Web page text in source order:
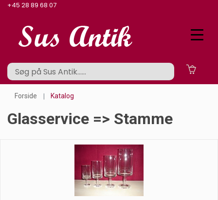
+45 28 89 68 07
Forside Katalog
Glasservice => Stamme